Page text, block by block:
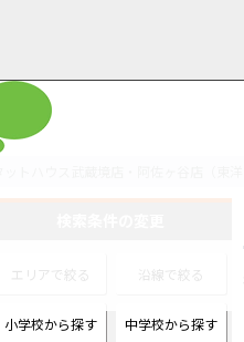
エリアで絞る 沿線で絞る
小学校から探す 中学校から探す